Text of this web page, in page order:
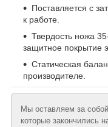
Поставляется с
к работе.
Твердость ножа
защитное покрытие
Статическая
производителе.
Мы оставляем за
которые закончились